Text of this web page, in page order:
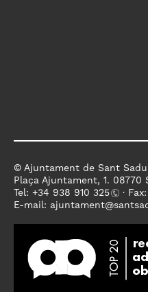
© Ajuntament de Sant
Plaça Ajuntament, 1. 08770
Tel: +34 938 910 325
·
E-mail: ajuntament